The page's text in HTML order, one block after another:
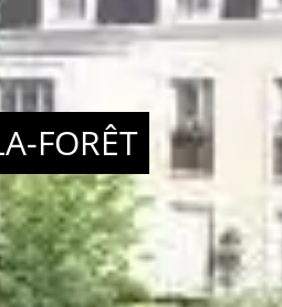
FORÊT